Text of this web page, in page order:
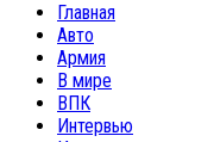
Главная
Авто
Армия
В мире
ВПК
Интервью